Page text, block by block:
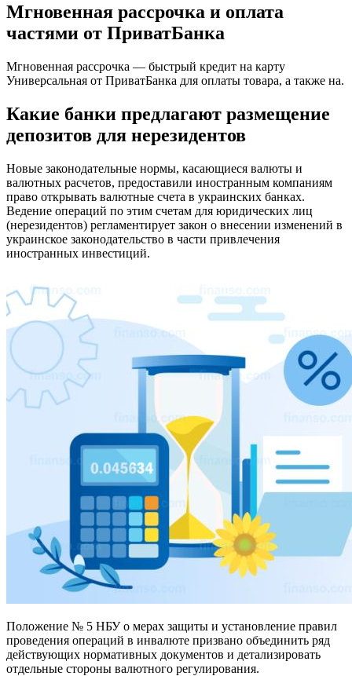
Мгновенная рассрочка и оплата
частями от ПриватБанка
Мгновенная рассрочка — быстрый кредит на карту
Универсальная от ПриватБанка для оплаты товара, а также на.
Какие банки предлагают размещение
депозитов для нерезидентов
Новые законодательные нормы, касающиеся валюты и
валютных расчетов, предоставили иностранным компаниям
право открывать валютные счета в украинских банках.
Ведение операций по этим счетам для юридических лиц
(нерезидентов) регламентирует закон о внесении изменений в
украинское законодательство в части привлечения
иностранных инвестиций.
Положение № 5 НБУ о мерах защиты и установление правил
проведения операций в инвалюте призвано объединить ряд
действующих нормативных документов и детализировать
отдельные стороны валютного регулирования.